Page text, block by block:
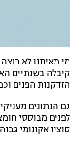
מי מאיתנו לא
קיבלה בשנתיים
הזדקנות הפנים
לפנים מבוססי
סוציו אקונומי